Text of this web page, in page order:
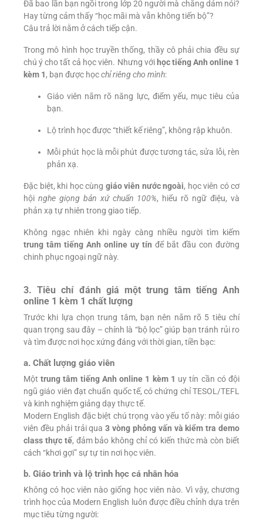
Đã bao lần bạn ngồi trong lớp 20 người mà chẳng dám nói?
Hay từng cảm thấy “học mãi mà vẫn không tiến bộ”?
Câu trả lời nằm ở cách tiếp cận.
Trong mô hình học truyền thống, thầy cô phải chia đều sự
chú ý cho tất cả học viên. Nhưng với học tiếng Anh online 1
kèm 1, bạn được họcchỉ riêng cho mình:
Giáo viên nắm rõ năng lực, điểm yếu, mục tiêu của
bạn.
Lộ trình học được “thiết kế riêng”, không rập khuôn.
Mỗi phút học là mỗi phút được tương tác, sửa lỗi, rèn
phản xạ.
Đặc biệt, khi học cùng giáo viên nước ngoài, học viên có cơ
hội nghe giọng bản xứ chuẩn 100%, hiểu rõ ngữ điệu, và
phản xạ tự nhiên trong giao tiếp.
Không ngạc nhiên khi ngày càng nhiều người tìm kiếm
trung tâm tiếng Anh online uy tín để bắt đầu con đường
chinh phục ngoại ngữ này.
3. Tiêu chí đánh giá một trung tâm tiếng Anh
online 1 kèm 1 chất lượng
Trước khi lựa chọn trung tâm, bạn nên nắm rõ 5 tiêu chí
quan trọng sau đây – chính là “bộ lọc” giúp bạn tránh rủi ro
và tìm được nơi học xứng đáng với thời gian, tiền bạc:
a. Chất lượng giáo viên
Mộttrung tâm tiếng Anh online 1 kèm 1 uy tín cần có đội
ngũ giáo viên đạt chuẩn quốc tế, có chứng chỉ TESOL/TEFL
và kinh nghiệm giảng dạy thực tế.
Modern English đặc biệt chú trọng vào yếu tố này: mỗi giáo
viên đều phải trải qua3 vòng phỏng vấn và kiểm tra demo
class thực tế, đảm bảo không chỉ có kiến thức mà còn biết
cách “khơi gợi” sự tự tin nơi học viên.
b. Giáo trình và lộ trình học cá nhân hóa
Không có học viên nào giống học viên nào. Vì vậy, chương
trình học của Modern English luôn được điều chỉnh dựa trên
mục tiêu từng người: